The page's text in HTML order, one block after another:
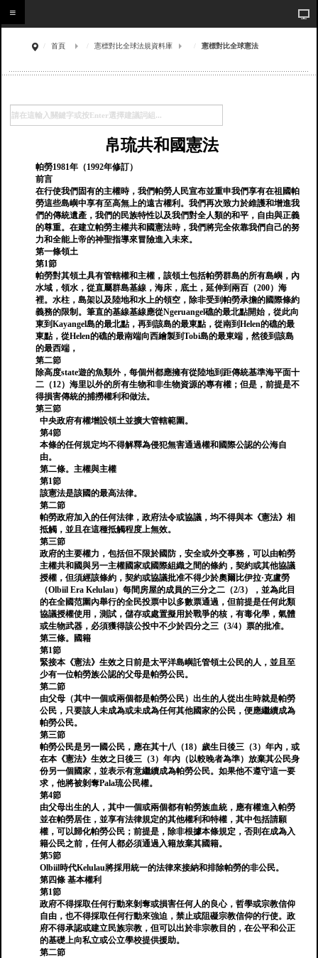
首頁 憲標對比全球法規資料庫 憲標對比全球憲法
帛琉共和國憲法
帕勞1981年（1992年修訂）
前言
在行使我們固有的主權時，我們帕勞人民宣布並重申我們享有在祖國帕
勞這些島嶼中享有至高無上的遠古權利。我們再次致力於維護和增進我
們的傳統遺產，我們的民族特性以及我們對全人類的和平，自由與正義
的尊重。在建立帕勞主權共和國憲法時，我們將完全依靠我們自己的努
力和全能上帝的神聖指導來冒險進入未來。
第一條領土
第1節
帕勞對其領土具有管轄權和主權，該領土包括帕勞群島的所有島嶼，內
水域，領水，從直屬群島基線，海床，底土，延伸到兩百（200）海
裡。水柱，島架以及陸地和水上的領空，除非受到帕勞承擔的國際條約
義務的限制。筆直的基線基線應從Ngeruangel礁的最北點開始，從此向
東到Kayangel島的最北點，再到該島的最東點，從南到Helen的礁的最
東點，從Helen的礁的最南端向西繪製到Tobi島的最東端，然後到該島
的最西端，
第二節
除高度state遊的魚類外，每個州都應擁有從陸地到距傳統基準海平面十
二（12）海里以外的所有生物和非生物資源的專有權；但是，前提是不
得損害傳統的捕撈權利和做法。
第三節
中央政府有權增設領土並擴大管轄範圍。
第4節
本條的任何規定均不得解釋為侵犯無害通過權和國際公認的公海自
由。
第二條。主權與主權
第1節
該憲法是該國的最高法律。
第二節
帕勞政府加入的任何法律，政府法令或協議，均不得與本《憲法》相
抵觸，並且在這種抵觸程度上無效。
第三節
政府的主要權力，包括但不限於國防，安全或外交事務，可以由帕勞
主權共和國與另一主權國家或國際組織之間的條約，契約或其他協議
授權，但須經該條約，契約或協議批准不得少於奧爾比伊拉·克盧勞
（Olbiil Era Kelulau）每間房屋的成員的三分之二（2/3），並為此目
的在全國范圍內舉行的全民投票中以多數票通過，但前提是任何此類
協議授權使用，測試，儲存或處置擬用於戰爭的核，有毒化學，氣體
或生物武器，必須獲得該公投中不少於四分之三（3/4）票的批准。
第三條。國籍
第1節
緊接本《憲法》生效之日前是太平洋島嶼託管領土公民的人，並且至
少有一位帕勞族公認的父母是帕勞公民。
第二節
由父母（其中一個或兩個都是帕勞公民）出生的人從出生時就是帕勞
公民，只要該人未成為或未成為任何其他國家的公民，便應繼續成為
帕勞公民。
第三節
帕勞公民是另一國公民，應在其十八（18）歲生日後三（3）年內，或
在本《憲法》生效之日後三（3）年內（以較晚者為準）放棄其公民身
份另一個國家，並表示有意繼續成為帕勞公民。如果他不遵守這一要
求，他將被剝奪Pala琉公民權。
第4節
由父母出生的人，其中一個或兩個都有帕勞族血統，應有權進入帕勞
並在帕勞居住，並享有法律規定的其他權利和特權，其中包括請願
權，可以歸化帕勞公民；前提是，除非根據本條規定，否則在成為入
籍公民之前，任何人都必須通過入籍放棄其國籍。
第5節
Olbiil時代Kelulau將採用統一的法律來接納和排除帕勞的非公民。
第四條 基本權利
第1節
政府不得採取任何行動來剝奪或損害任何人的良心，哲學或宗教信仰
自由，也不得採取任何行動來強迫，禁止或阻礙宗教信仰的行使。政
府不得承認或建立民族宗教，但可以出於非宗教目的，在公平和公正
的基礎上向私立或公立學校提供援助。
第二節